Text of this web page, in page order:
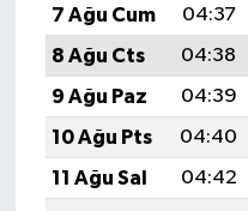
7 Ağu Cum
04:37
8 Ağu Cts
04:38
9 Ağu Paz
04:39
10 Ağu Pts
04:40
11 Ağu Sal
04:42